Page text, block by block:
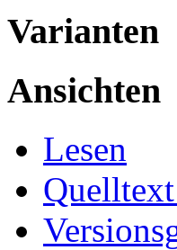
Varianten
Ansichten
Lesen